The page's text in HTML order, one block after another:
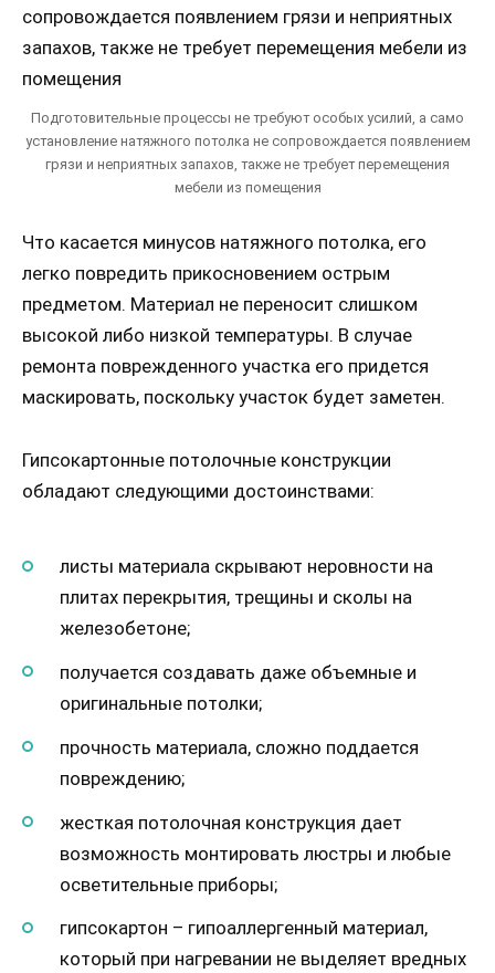
Подготовительные процессы не требуют особых усилий, а само
установление натяжного потолка не сопровождается появлением
грязи и неприятных запахов, также не требует перемещения
мебели из помещения
Что касается минусов натяжного потолка, его
легко повредить прикосновением острым
предметом. Материал не переносит слишком
высокой либо низкой температуры. В случае
ремонта поврежденного участка его придется
маскировать, поскольку участок будет заметен.
Гипсокартонные потолочные конструкции
обладают следующими достоинствами:
листы материала скрывают неровности на
плитах перекрытия, трещины и сколы на
железобетоне;
получается создавать даже объемные и
оригинальные потолки;
прочность материала, сложно поддается
повреждению;
жесткая потолочная конструкция дает
возможность монтировать люстры и любые
осветительные приборы;
гипсокартон – гипоаллергенный материал,
который при нагревании не выделяет вредных